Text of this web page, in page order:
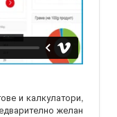
и калкулатори,
желан